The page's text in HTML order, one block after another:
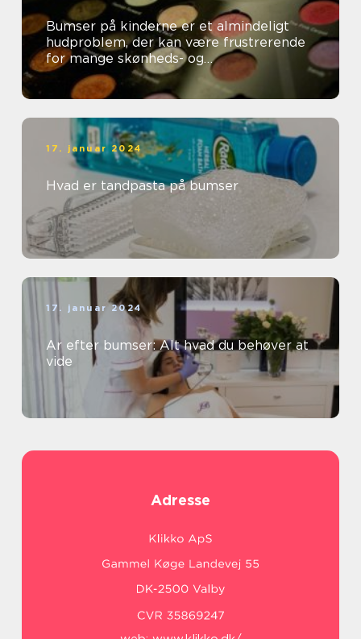
Bumser på kinderne er et almindeligt
hudproblem, der kan være frustrerende
for mange skønheds- og
kosmetikforbrugere
17. januar 2024
Hvad er tandpasta på bumser
17. januar 2024
Ar efter bumser: Alt hvad du behøver at
vide
Adresse